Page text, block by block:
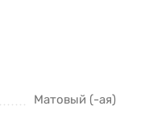
Матовый (-ая)